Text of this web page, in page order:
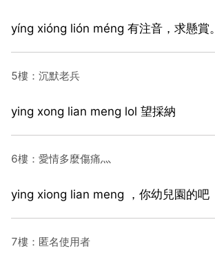
yíng xióng lión méng 有注音，求懸賞。
5樓：沉默老兵
ying xong lian meng lol 望採納
6樓：愛情多麼傷痛灬
ying xiong lian meng ，你幼兒園的吧
7樓：匿名使用者